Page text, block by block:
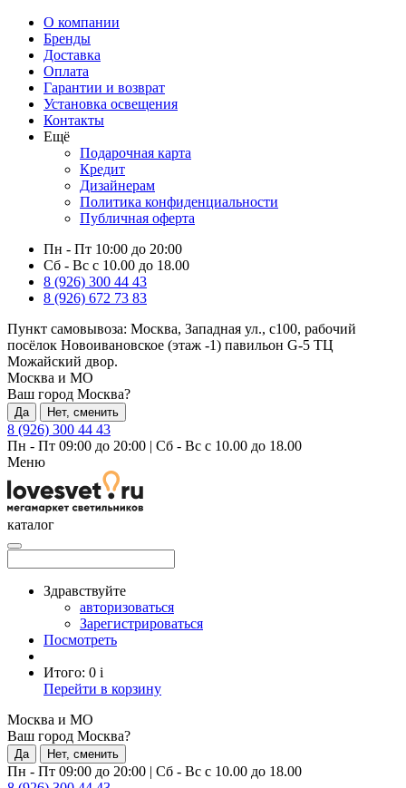
О компании
Бренды
Доставка
Оплата
Гарантии и возврат
Установка освещения
Контакты
Ещё
Подарочная карта
Кредит
Дизайнерам
Политика конфиденциальности
Публичная оферта
Пн - Пт 10:00 до 20:00
Сб - Вс с 10.00 до 18.00
8 (926) 300 44 43
8 (926) 672 73 83
Пункт самовывоза: Москва, Западная ул., с100, рабочий
посёлок Новоивановское (этаж -1) павильон G-5 ТЦ
Можайский двор.
Москва и МО
Ваш город Москва?
Да Нет, сменить
8 (926) 300 44 43
Пн - Пт 09:00 до 20:00 | Сб - Вс с 10.00 до 18.00
Меню
каталог
Здравствуйте
авторизоваться
Зарегистрироваться
Посмотреть
Итого: 0 i
Перейти в корзину
Москва и МО
Ваш город Москва?
Да Нет, сменить
Пн - Пт 09:00 до 20:00 | Сб - Вс с 10.00 до 18.00